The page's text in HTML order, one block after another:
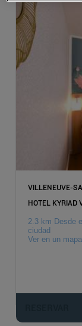
VILLENEUVE-
HOTEL KYRIAD
2.3 km Desde
ciudad
Ver en un mapa